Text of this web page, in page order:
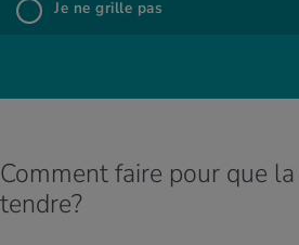
Je ne grille pas
%
Comment faire pour que
tendre?